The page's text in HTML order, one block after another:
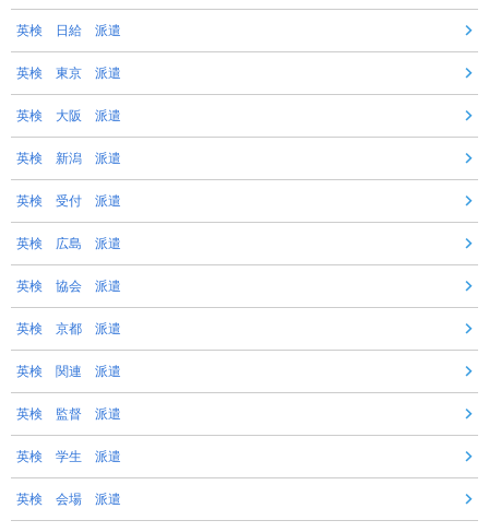
英検 日給 派遣
英検 東京 派遣
英検 大阪 派遣
英検 新潟 派遣
英検 受付 派遣
英検 広島 派遣
英検 協会 派遣
英検 京都 派遣
英検 関連 派遣
英検 監督 派遣
英検 学生 派遣
英検 会場 派遣